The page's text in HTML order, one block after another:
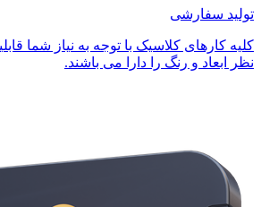
تولید سفارشی
کلیه کارهای کلاسیک با توجه به نیاز شما
نظر ابعاد و رنگ را دارا می باشند.